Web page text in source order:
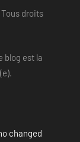
droits
blog est la
changed